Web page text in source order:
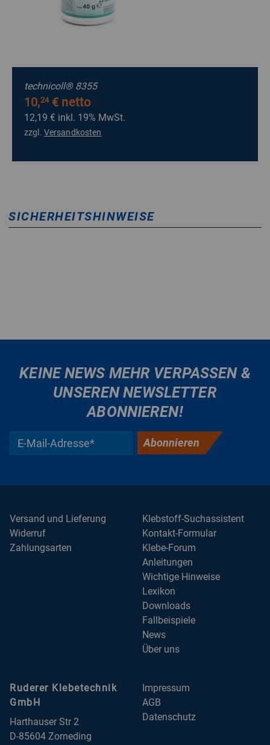
technicoll® 8355
10,24€ netto
12,19 € inkl. 19% MwSt.
zzgl. Versandkosten
SICHERHEITSHINWEISE
KEINE NEWS MEHR VERPASSEN &
UNSEREN NEWSLETTER
ABONNIEREN!
Abonnieren
Klebstoff-Suchassistent
Kontakt-Formular
Klebe-Forum
Anleitungen
Wichtige Hinweise
Lexikon
Downloads
Fallbeispiele
News
Über uns
Versand und Lieferung
Widerruf
Zahlungsarten
Ruderer Klebetechnik
GmbH
Harthauser Str 2
D-85604 Zorneding
Impressum
AGB
Datenschutz